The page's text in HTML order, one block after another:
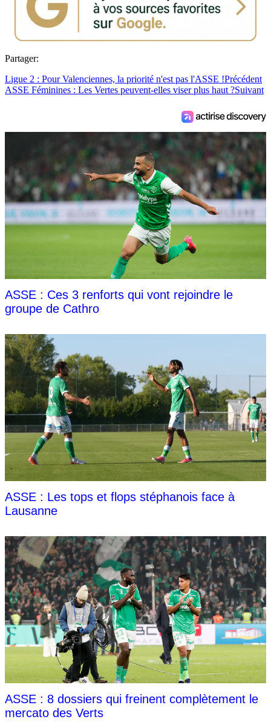
Partager:
Ligue 2 : Pour Valenciennes, la priorité n'est pas l'ASSE !Précédent
ASSE Féminines : Les Vertes peuvent-elles viser plus haut ?Suivant
ASSE : Ces 3 renforts qui vont rejoindre le
groupe de Cathro
ASSE : Les tops et flops stéphanois face à
Lausanne
ASSE : 8 dossiers qui freinent complètement le
mercato des Verts